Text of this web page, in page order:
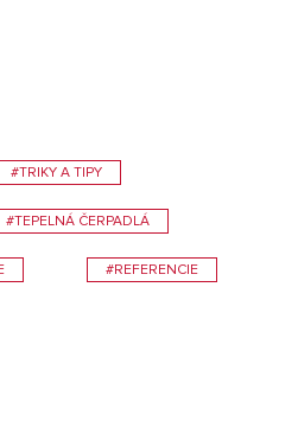
#TRIKY A TIPY
#TEPELNÁ ČERPADLÁ
#REFERENCIE